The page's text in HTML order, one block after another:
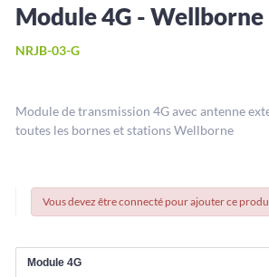
Module 4G - Wellborne
NRJB-03-G
Module de transmission 4G avec antenne
toutes les bornes et stations Wellborne
Vous devez être connecté pour ajouter ce